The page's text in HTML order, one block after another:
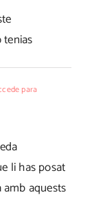
para
li has posat
aquests